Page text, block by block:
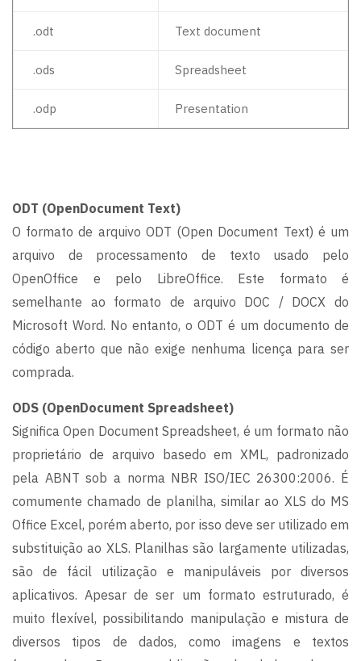
.odt Text document
.ods Spreadsheet
.odp Presentation
ODT (OpenDocument Text)
O formato de arquivo ODT (Open Document Text) é um
arquivo de processamento de texto usado pelo
OpenOffice e pelo LibreOffice. Este formato é
semelhante ao formato de arquivo DOC / DOCX do
Microsoft Word. No entanto, o ODT é um documento de
código aberto que não exige nenhuma licença para ser
comprada.
ODS (OpenDocument Spreadsheet)
Significa Open Document Spreadsheet, é um formato não
proprietário de arquivo basedo em XML, padronizado
pela ABNT sob a norma NBR ISO/IEC 26300:2006. É
comumente chamado de planilha, similar ao XLS do MS
Office Excel, porém aberto, por isso deve ser utilizado em
substituição ao XLS. Planilhas são largamente utilizadas,
são de fácil utilização e manipuláveis por diversos
aplicativos. Apesar de ser um formato estruturado, é
muito flexível, possibilitando manipulação e mistura de
diversos tipos de dados, como imagens e textos